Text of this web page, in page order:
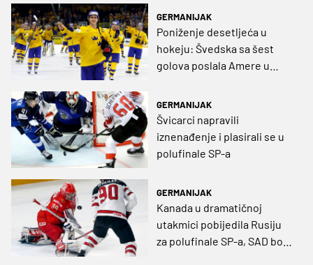
GERMANIJAK
Poniženje desetljeća u
hokeju: Švedska sa šest
golova poslala Amere u
GERMANIJAK
Švicarci napravili
iznenađenje i plasirali se u
polufinale SP-a
GERMANIJAK
Kanada u dramatičnoj
utakmici pobijedila Rusiju
za polufinale SP-a, SAD bolji